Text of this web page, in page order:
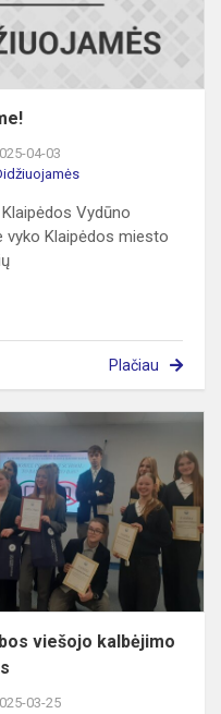
04-03
Vydūno
vyko Klaipėdos miesto
Plačiau
viešojo kalbėjimo
03-25